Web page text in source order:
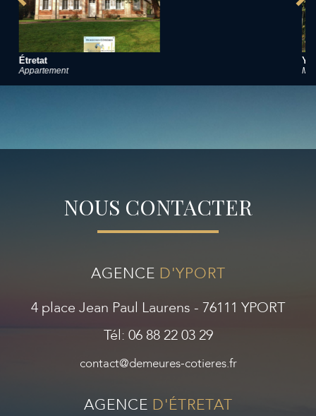
NOUS CONTACTER
AGENCE D'YPORT
4 place Jean Paul Laurens - 76111 YPORT
Tél: 06 88 22 03 29
contact@demeures-cotieres.fr
AGENCE D'ÉTRETAT